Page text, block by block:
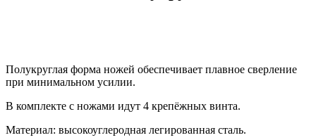
Полукруглая форма ножей обеспечивает плавное сверление
при минимальном усилии.
В комплекте с ножами идут 4 крепёжных винта.
Материал: высокоуглеродная легированная сталь.